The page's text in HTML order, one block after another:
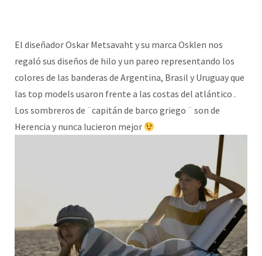
El diseñador Oskar Metsavaht y su marca Osklen nos
regaló sus diseños de hilo y un pareo representando los
colores de las banderas de Argentina, Brasil y Uruguay que
las top models usaron frente a las costas del atlántico .
Los sombreros de ¨capitán de barco griego ¨ son de
Herencia y nunca lucieron mejor